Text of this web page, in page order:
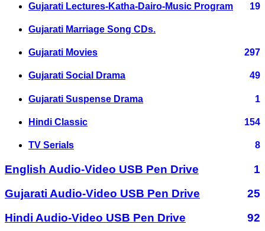
Gujarati Lectures-Katha-Dairo-Music Program 19
Gujarati Marriage Song CDs.
Gujarati Movies 297
Gujarati Social Drama 49
Gujarati Suspense Drama 1
Hindi Classic 154
TV Serials 8
English Audio-Video USB Pen Drive
1
Gujarati Audio-Video USB Pen Drive
25
Hindi Audio-Video USB Pen Drive
92